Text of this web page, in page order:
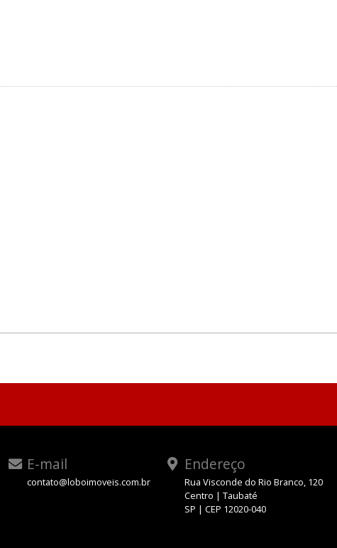
E-mail
contato@loboimoveis.com.br
Endereço
Rua Visconde do Rio Branco, 120
Centro | Taubaté
SP | CEP 12020-040